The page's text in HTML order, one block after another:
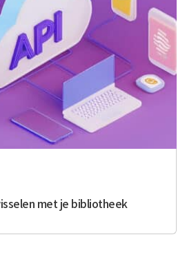
met je bibliotheek